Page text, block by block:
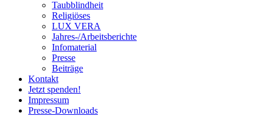
Taubblindheit
Religiöses
LUX VERA
Jahres-/​Arbeitsberichte
Infomaterial
Presse
Beiträge
Kontakt
Jetzt spenden!
Impressum
Presse-Downloads